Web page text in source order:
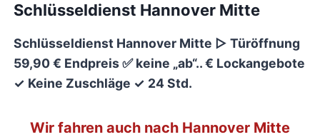
Schlüsseldienst Hannover Mitte
Schlüsseldienst Hannover Mitte ▷Türöffnung
59,90 € Endpreis ✅keine „ab“.. € Lockangebote
✓ Keine Zuschläge ✓ 24 Std.
Wir fahren auch nach Hannover Mitte